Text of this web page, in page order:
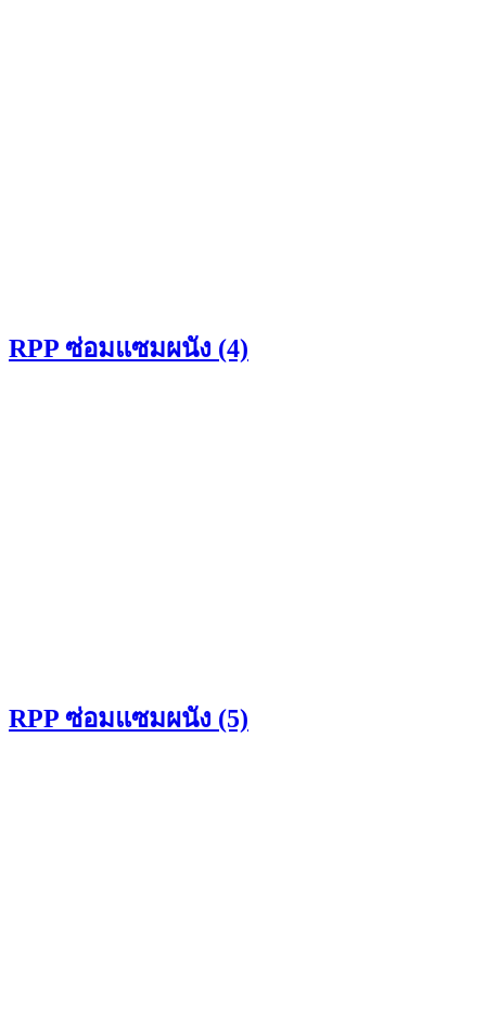
RPP ซ่อมแซมผนัง (4)
RPP ซ่อมแซมผนัง (5)